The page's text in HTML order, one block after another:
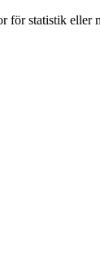
för statistik